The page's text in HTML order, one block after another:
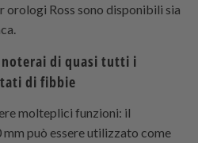
orologi Ross sono disponibili sia
noterai di quasi tutti i
di fibbie
molteplici funzioni: il
può essere utilizzato come